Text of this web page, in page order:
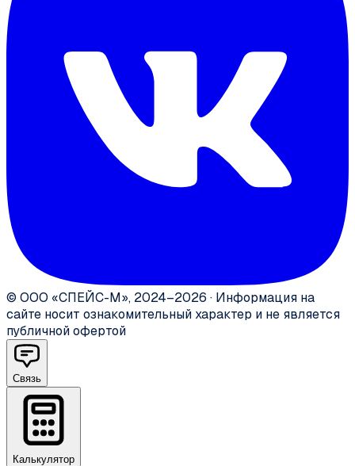
© ООО «СПЕЙС-М», 2024–2026 · Информация на
сайте носит ознакомительный характер и не является
публичной офертой
Связь
Калькулятор